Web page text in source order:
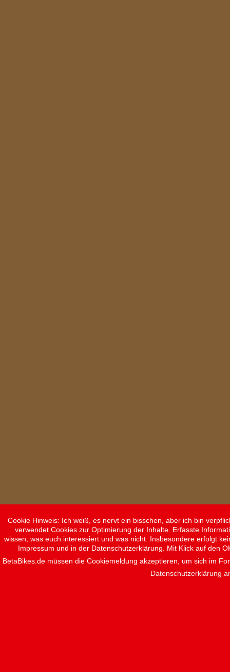
Cookie Hinweis: Ich weiß, es nervt ein bisschen, aber ich bin
verwendet Cookies zur Optimierung der Inhalte. Erfasste
wissen, was euch interessiert und was nicht. Insbesondere erfolgt
Impressum und in der Datenschutzerklärung. Mit Klick auf den
BetaBikes.de müssen die Cookiemeldung akzeptieren, um sich im
Datenschutzerklärung